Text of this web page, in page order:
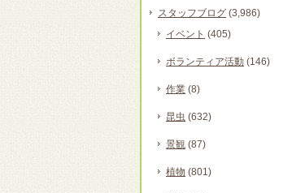
スタッフブログ (3,986)
イベント (405)
ボランティア活動 (146)
作業 (8)
昆虫 (632)
景観 (87)
植物 (801)